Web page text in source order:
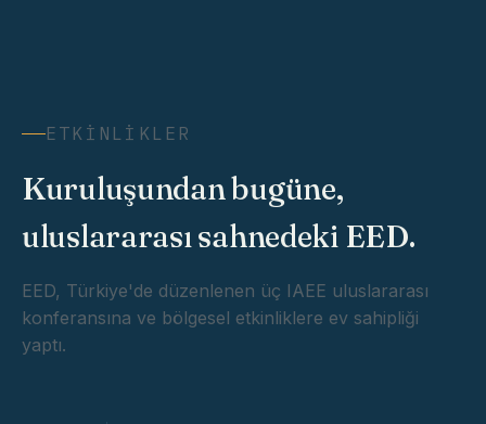
ETKINLIKLER
Kuruluşundan bugüne,
uluslararası sahnedeki EED.
EED, Türkiye'de düzenlenen üç IAEE uluslararası
konferansına ve bölgesel etkinliklere ev sahipliği
yaptı.